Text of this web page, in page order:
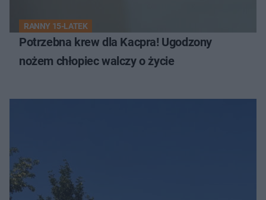
RANNY 15-LATEK
Potrzebna krew dla Kacpra! Ugodzony
nożem chłopiec walczy o życie